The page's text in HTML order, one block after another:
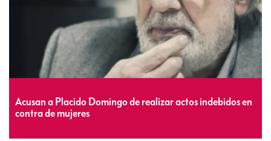
Acusan a Placido Domingo de realizar actos indebidos en
contra de mujeres